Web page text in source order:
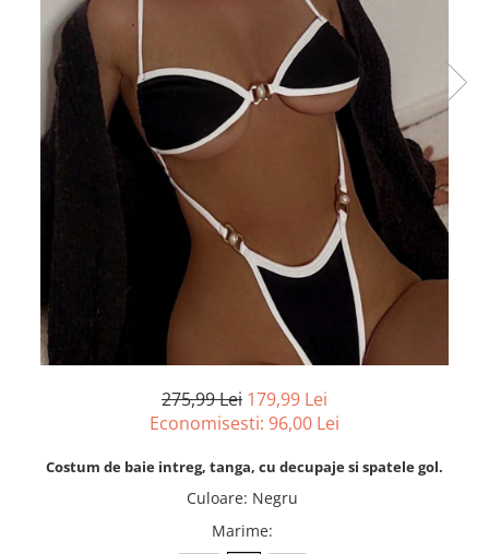
275,99 Lei 179,99 Lei
Economisesti: 96,00 Lei
Costum de baie intreg, tanga, cu decupaje si spatele gol.
Culoare: Negru
Marime: